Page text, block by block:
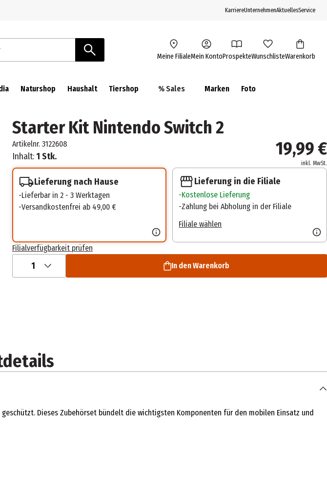
KarriereUnternehmenAktuellesService
Meine FilialeMein KontoProspekteWunschlisteWarenkorb
Naturshop Haushalt Tiershop % Sales Marken Foto
Starter Kit Nintendo Switch 2
Artikelnr. 3122608
Inhalt:1 Stk. 19,99 €
inkl. MwSt.
Lieferung nach Hause
Lieferbar in 2 - 3 Werktagen
Versandkostenfrei ab 49,00 €
Lieferung in die Filiale
Kostenlose Lieferung
Zahlung bei Abholung in der Filiale
Filiale wählen
Filialverfügbarkeit prüfen
1 In den Warenkorb
Dieses Zubehörset bündelt die wichtigsten Komponenten für den mobilen Einsatz und